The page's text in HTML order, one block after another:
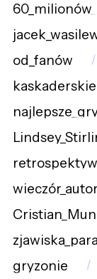
od_fanów
kaskaderskie
gryzonie